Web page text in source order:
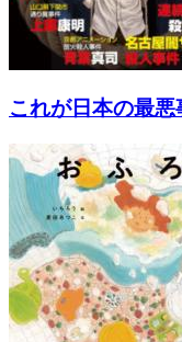
これが日本の最